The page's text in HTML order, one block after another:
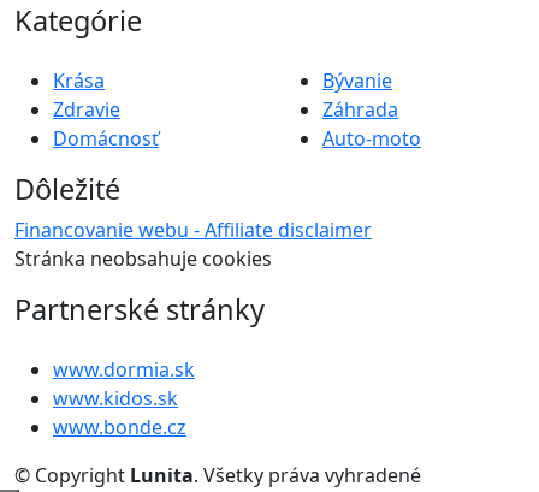
Kategórie
Krása
Zdravie
Domácnosť
Bývanie
Záhrada
Auto-moto
Dôležité
Financovanie webu - Affiliate disclaimer
Stránka neobsahuje cookies
Partnerské stránky
www.dormia.sk
www.kidos.sk
www.bonde.cz
© Copyright Lunita. Všetky práva vyhradené